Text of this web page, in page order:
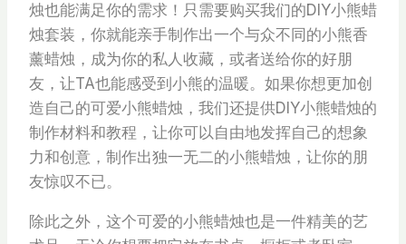
烛也能满足你的需求！只需要购买我们的DIY小熊蜡
烛套装，你就能亲手制作出一个与众不同的小熊香
薰蜡烛，成为你的私人收藏，或者送给你的好朋
友，让TA也能感受到小熊的温暖。如果你想更加创
造自己的可爱小熊蜡烛，我们还提供DIY小熊蜡烛的
制作材料和教程，让你可以自由地发挥自己的想象
力和创意，制作出独一无二的小熊蜡烛，让你的朋
友惊叹不已。
除此之外，这个可爱的小熊蜡烛也是一件精美的艺